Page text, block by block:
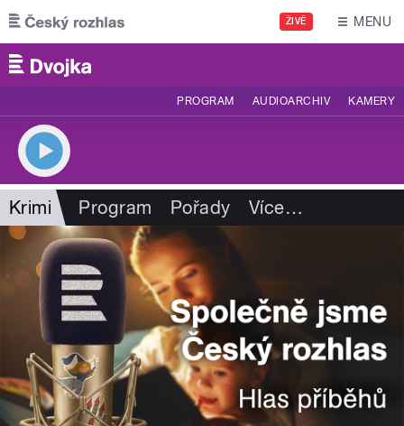
Přejít k hlavnímu obsahu
ŽIVĚ MENU
PROGRAM AUDIOARCHIV KAMERY
Krimi Program Pořady Více…